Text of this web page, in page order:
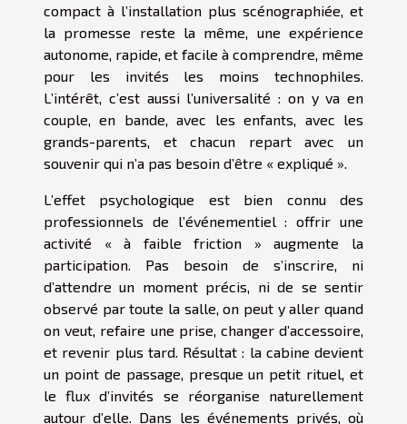
compact à l’installation plus scénographiée, et
la promesse reste la même, une expérience
autonome, rapide, et facile à comprendre, même
pour les invités les moins technophiles.
L’intérêt, c’est aussi l’universalité : on y va en
couple, en bande, avec les enfants, avec les
grands-parents, et chacun repart avec un
souvenir qui n’a pas besoin d’être « expliqué ».
L’effet psychologique est bien connu des
professionnels de l’événementiel : offrir une
activité « à faible friction » augmente la
participation. Pas besoin de s’inscrire, ni
d’attendre un moment précis, ni de se sentir
observé par toute la salle, on peut y aller quand
on veut, refaire une prise, changer d’accessoire,
et revenir plus tard. Résultat : la cabine devient
un point de passage, presque un petit rituel, et
le flux d’invités se réorganise naturellement
autour d’elle. Dans les événements privés, où